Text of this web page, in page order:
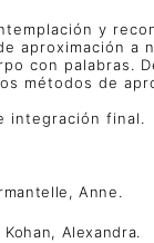
y
aproximación a
con palabras.
métodos de
integración final.
Anne.
Kohan, Alexandra.